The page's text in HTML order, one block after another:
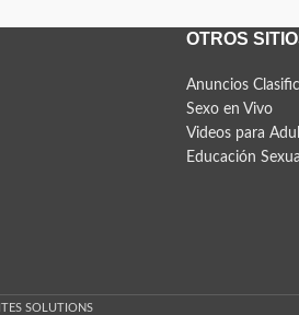
OTROS
Anuncios
Sexo en Vivo
Videos para
Educación Sexual
SOLUTIONS